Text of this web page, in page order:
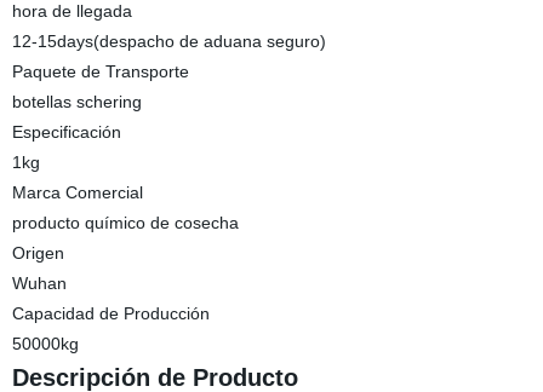
hora de llegada
12-15days(despacho de aduana seguro)
Paquete de Transporte
botellas schering
Especificación
1kg
Marca Comercial
producto químico de cosecha
Origen
Wuhan
Capacidad de Producción
50000kg
Descripción de Producto